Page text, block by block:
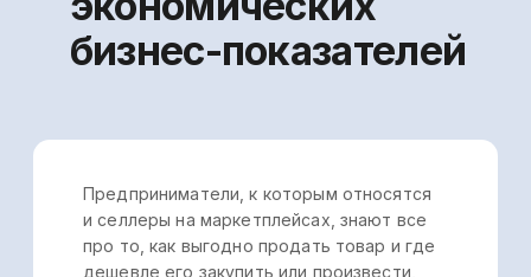
отчёт по продажам в Управляйке.
товаров указана их средняя цена
и количество, общие расходы на